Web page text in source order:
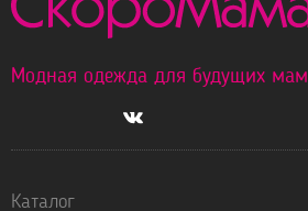
Модная одежда для будущих мам
Каталог